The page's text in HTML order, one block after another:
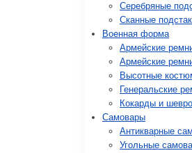
Серебряные
Сканные
Военная форма
Армейские
Армейские
Высотные
Генеральские
Кокарды и
Cамовары
Антикварные
Угольные